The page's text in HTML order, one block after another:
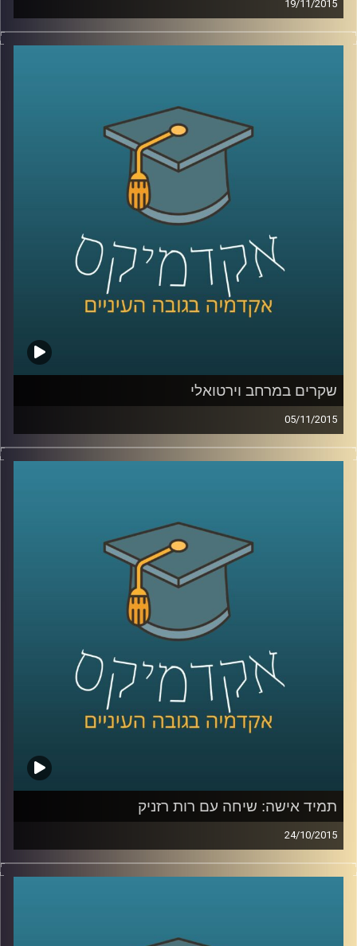
19/11/2015
דוקטור שירי רזניק מספרת על מחאות נשיות
ה-60 וה-90, סרטי דיסני, מכתבים של ילדים
וילדות למפיקי טלוויזיה והספר "המיסתורין
AudioVersity
שקרים במרחב וירטואלי
05/11/2015
רגע לפני שהוא עוזב לפוסט דוקטורט ב– NYU,
הוירטואליים. ניהול זמינות, החלפת זהויות
ומצבים נוספים גורמים לנו לסלף את האמת.
יחד עם זאת, הרשת לא אוהבת אותנו שקרנים.
יודעים למה? על יצירתיות וההזדמנות המופלאה
להיות בצורות נוספות מחוץ לממד המוחשי
קרדיט תמונות: AudioVersity
תמיד אישה: שיחה עם רות רזניק
24/10/2015
רות רזניק, מייסדת ויושבת ראש עמותת לא